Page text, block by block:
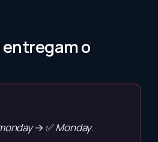
entregam o
→ ✅Monday.